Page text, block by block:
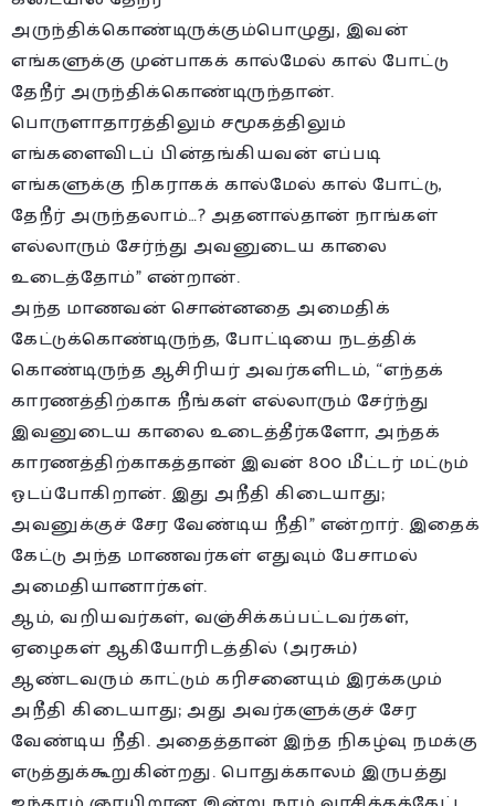
அருந்திக்கொண்டிருக்கும்பொழுது, இவன்
எங்களுக்கு முன்பாகக் கால்மேல் கால் போட்டு
தேநீர் அருந்திக்கொண்டிருந்தான்.
பொருளாதாரத்திலும் சமூகத்திலும்
எங்களைவிடப் பின்தங்கியவன் எப்படி
எங்களுக்கு நிகராகக் கால்மேல் கால் போட்டு,
தேநீர் அருந்தலாம்…? அதனால்தான் நாங்கள்
எல்லாரும் சேர்ந்து அவனுடைய காலை
உடைத்தோம்” என்றான்.
அந்த மாணவன் சொன்னதை அமைதிக்
கேட்டுக்கொண்டிருந்த, போட்டியை நடத்திக்
கொண்டிருந்த ஆசிரியர் அவர்களிடம், “எந்தக்
காரணத்திற்காக நீங்கள் எல்லாரும் சேர்ந்து
இவனுடைய காலை உடைத்தீர்களோ, அந்தக்
காரணத்திற்காகத்தான் இவன் 800 மீட்டர் மட்டும்
ஓடப்போகிறான். இது அநீதி கிடையாது;
அவனுக்குச் சேர வேண்டிய நீதி” என்றார். இதைக்
கேட்டு அந்த மாணவர்கள் எதுவும் பேசாமல்
அமைதியானார்கள்.
ஆம், வறியவர்கள், வஞ்சிக்கப்பட்டவர்கள்,
ஏழைகள் ஆகியோரிடத்தில் (அரசும்)
ஆண்டவரும் காட்டும் கரிசனையும் இரக்கமும்
அநீதி கிடையாது; அது அவர்களுக்குச் சேர
வேண்டிய நீதி. அதைத்தான் இந்த நிகழ்வு நமக்கு
எடுத்துக்கூறுகின்றது. பொதுக்காலம் இருபத்து